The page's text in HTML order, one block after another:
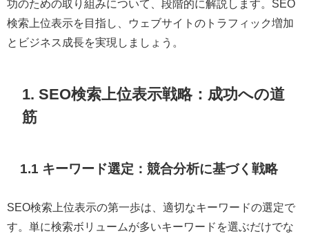
功のための取り組みについて、段階的に解説します。SEO
検索上位表示を目指し、ウェブサイトのトラフィック増加
とビジネス成長を実現しましょう。
1. SEO検索上位表示戦略：成功への道
筋
1.1 キーワード選定：競合分析に基づく戦略
SEO検索上位表示の第一歩は、適切なキーワードの選定で
す。単に検索ボリュームが多いキーワードを選ぶだけでな